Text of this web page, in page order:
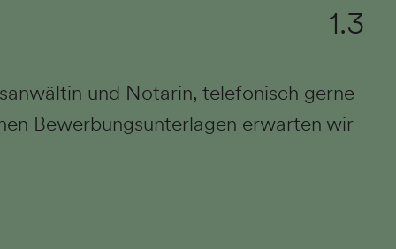
1.3
und Notarin, telefonisch gerne
Bewerbungsunterlagen erwarten wir